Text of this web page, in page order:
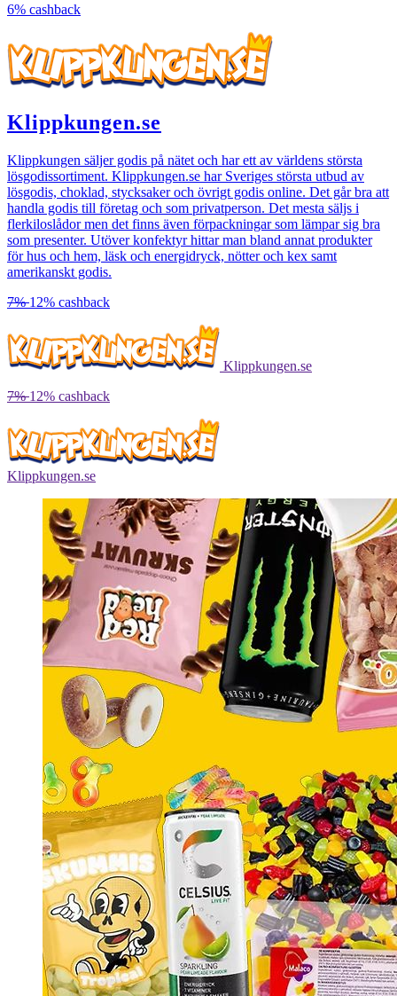
6% cashback
Klippkungen.se
Klippkungen säljer godis på nätet och har ett av världens största
lösgodissortiment. Klippkungen.se har Sveriges största utbud av
lösgodis, choklad, stycksaker och övrigt godis online. Det går bra att
handla godis till företag och som privatperson. Det mesta säljs i
flerkiloslådor men det finns även förpackningar som lämpar sig bra
som presenter. Utöver konfektyr hittar man bland annat produkter
för hus och hem, läsk och energidryck, nötter och kex samt
amerikanskt godis.
7%12% cashback
Klippkungen.se
7%12% cashback
Klippkungen.se